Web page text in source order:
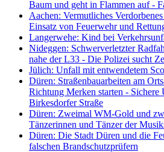
Baum und geht in Flammen auf -
Aachen: Vermutliches
Einsatz von Feuerwehr und
Langerwehe: Kind bei
Nideggen: Schwerverletzter
nahe der L33 - Die Polizei sucht
Jülich: Unfall mit entwendetem
Düren: Straßenbauarbeiten am
Richtung Merken starten - Sichere
Birkesdorfer Straße
Düren: Zweimal WM-Gold und
Tänzerinnen und Tänzer der
Düren: Die Stadt Düren und die
falschen Brandschutzprüfern